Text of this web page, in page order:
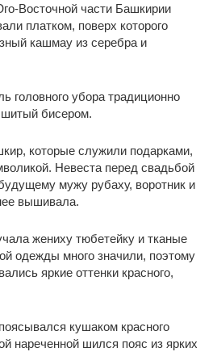
Восточной части Башкирии
платком, поверх которого
кашмау из серебра и
головного убора традиционно
бисером.
которые служили подарками,
Невеста перед свадьбой
мужу рубаху, воротник и
вышивала.
жениху тюбетейку и тканые
одежды много значили, поэтому
яркие оттенки красного,
кушаком красного
нареченной шился пояс из ярких